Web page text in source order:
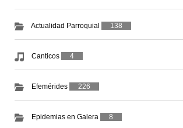
Actualidad Parroquial 138
Canticos 4
Efemérides 226
Epidemias en Galera 8